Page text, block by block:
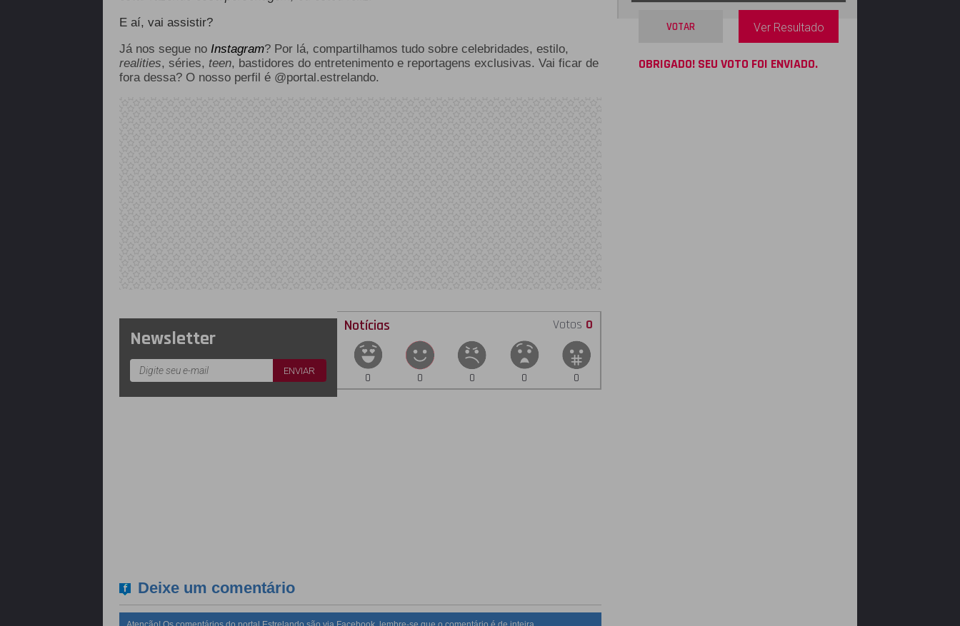
E aí, vai assistir?
Já nos segue no Instagram? Por lá, compartilhamos tudo sobre celebridades, estilo,
realities, séries, teen, bastidores do entretenimento e reportagens exclusivas. Vai ficar de
fora dessa? O nosso perfil é @portal.estrelando.
Newsletter
Notícias Votos 0
0 0 0 0 0
Deixe um comentário
VOTAR Ver Resultado
OBRIGADO! SEU VOTO FOI ENVIADO.